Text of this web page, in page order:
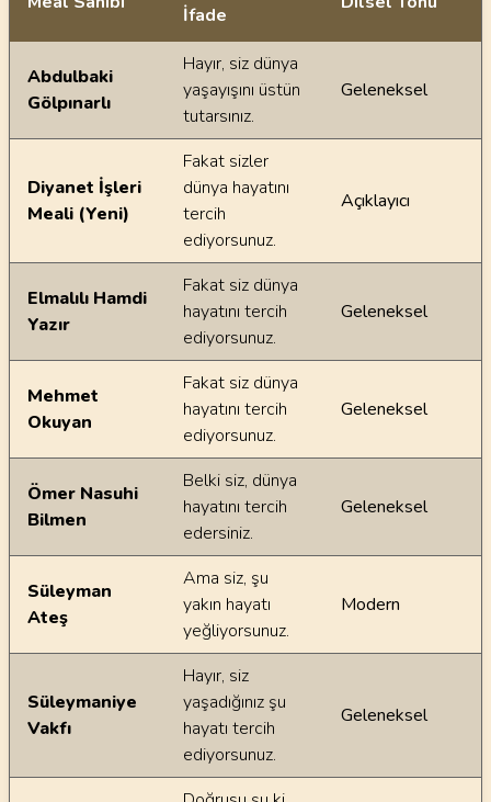
Ayetin meallerindeki dilsel farklılıklar
İfade
Abdulbaki
Gölpınarlı
Hayır, siz dünya
yaşayışını üstün
tutarsınız.
Geleneksel
Diyanet İşleri
Meali (Yeni)
Fakat sizler
dünya hayatını
tercih
ediyorsunuz.
Açıklayıcı
Elmalılı Hamdi
Yazır
Fakat siz dünya
hayatını tercih
ediyorsunuz.
Geleneksel
Mehmet
Okuyan
Fakat siz dünya
hayatını tercih
ediyorsunuz.
Geleneksel
Ömer Nasuhi
Bilmen
Belki siz, dünya
hayatını tercih
edersiniz.
Geleneksel
Süleyman
Ateş
Ama siz, şu
yakın hayatı
yeğliyorsunuz.
Modern
Süleymaniye
Vakfı
Hayır, siz
yaşadığınız şu
hayatı tercih
ediyorsunuz.
Geleneksel